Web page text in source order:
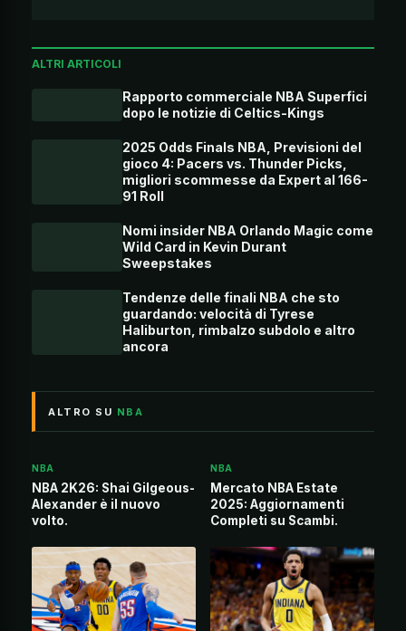
ALTRI ARTICOLI
Rapporto commerciale NBA Superfici
dopo le notizie di Celtics-Kings
2025 Odds Finals NBA, Previsioni del
gioco 4: Pacers vs. Thunder Picks,
migliori scommesse da Expert al 166-
91 Roll
Nomi insider NBA Orlando Magic come
Wild Card in Kevin Durant
Sweepstakes
Tendenze delle finali NBA che sto
guardando: velocità di Tyrese
Haliburton, rimbalzo subdolo e altro
ancora
ALTRO SU NBA
NBA
NBA 2K26: Shai Gilgeous-
Alexander è il nuovo
volto.
NBA
Mercato NBA Estate
2025: Aggiornamenti
Completi su Scambi.